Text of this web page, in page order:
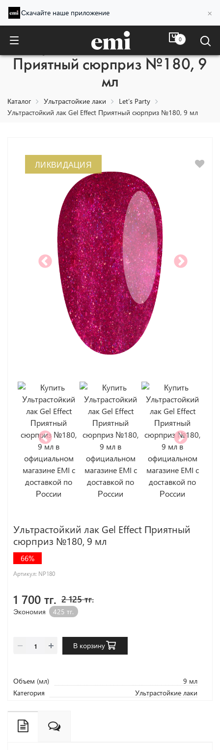
Скачайте наше приложение ×
0
Ультрастойкий лак Gel Effect
Приятный сюрприз №180, 9
мл
Каталог Ультрастойкие лаки
Let’s Party
Ультрастойкий лак Gel Effect Приятный сюрприз №180, 9 мл
ЛИКВИДАЦИЯ
Ультрастойкий лак Gel Effect Приятный
сюрприз №180, 9 мл
66%
Артикул: NP180
1 700 тг. 2 125 тг.
Экономия 425 тг.
В корзину
Объем (мл)
9 мл
Категория
Ультрастойкие лаки